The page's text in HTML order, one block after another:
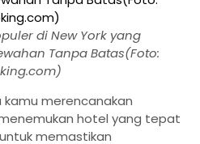
di New York yang
Tanpa Batas(Foto:
kamu merencanakan
hotel yang tepat
memastikan